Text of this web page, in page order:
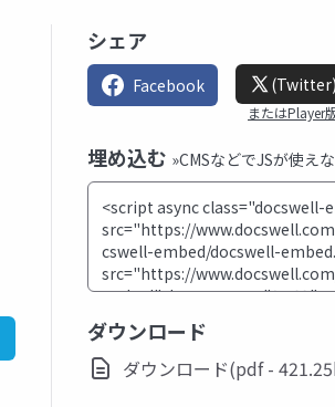
シェア
Facebook (Twitter)
またはPlayer
埋め込む »CMSなどでJSが使え
ダウンロード
ダウンロード(pdf -